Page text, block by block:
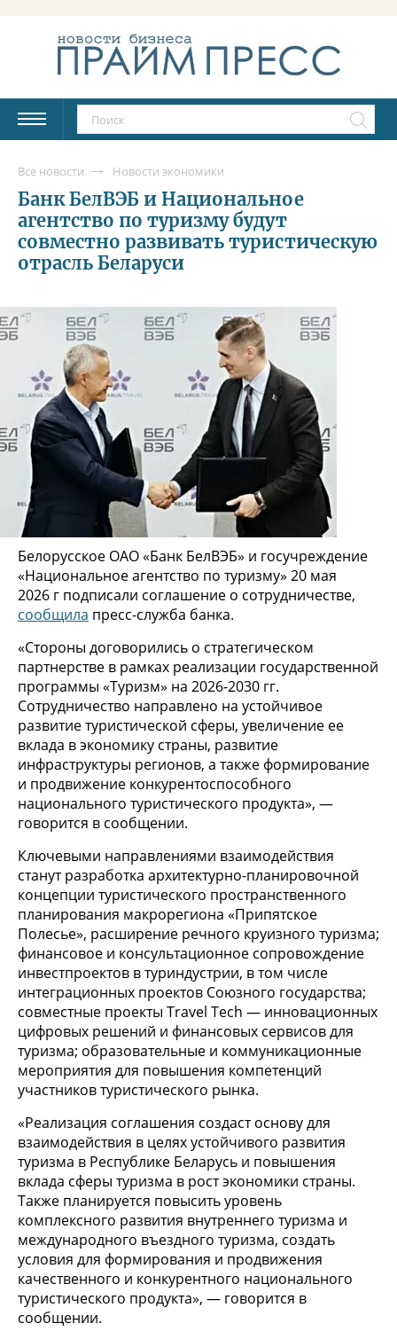
Все новости Новости экономики
Банк БелВЭБ и Национальное
агентство по туризму будут
совместно развивать туристическую
отрасль Беларуси
Белорусское ОАО «Банк БелВЭБ» и госучреждение
«Национальное агентство по туризму» 20 мая
2026 г подписали соглашение о сотрудничестве,
сообщила пресс-служба банка.
«Стороны договорились о стратегическом
партнерстве в рамках реализации государственной
программы «Туризм» на 2026-2030 гг.
Сотрудничество направлено на устойчивое
развитие туристической сферы, увеличение ее
вклада в экономику страны, развитие
инфраструктуры регионов, а также формирование
и продвижение конкурентоспособного
национального туристического продукта», —
говорится в сообщении.
Ключевыми направлениями взаимодействия
станут разработка архитектурно-планировочной
концепции туристического пространственного
планирования макрорегиона «Припятское
Полесье», расширение речного круизного туризма;
финансовое и консультационное сопровождение
инвестпроектов в туриндустрии, в том числе
интеграционных проектов Союзного государства;
совместные проекты Travel Tech — инновационных
цифровых решений и финансовых сервисов для
туризма; образовательные и коммуникационные
мероприятия для повышения компетенций
участников туристического рынка.
«Реализация соглашения создаст основу для
взаимодействия в целях устойчивого развития
туризма в Республике Беларусь и повышения
вклада сферы туризма в рост экономики страны.
Также планируется повысить уровень
комплексного развития внутреннего туризма и
международного въездного туризма, создать
условия для формирования и продвижения
качественного и конкурентного национального
туристического продукта», — говорится в
сообщении.